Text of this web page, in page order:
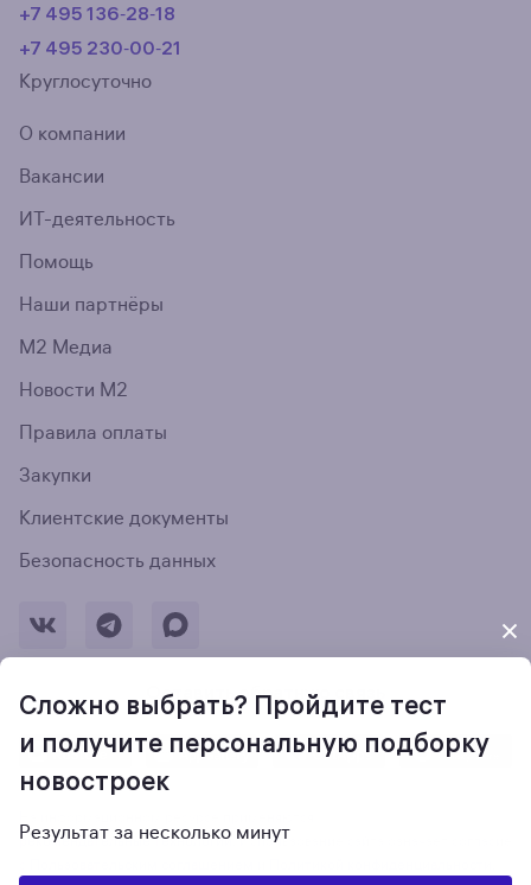
+7 495 136‑28‑18
+7 495 230‑00‑21
Круглосуточно
О компании
Вакансии
ИТ-деятельность
Помощь
Наши партнёры
М2 Медиа
Новости М2
Правила оплаты
Закупки
Клиентские документы
Безопасность данных
Оставить обратную связь
рекомендательные технологии . Использование сайта означает согласие
Сложно выбрать? Пройдите тест
и получите персональную подборку
новостроек
Результат за несколько минут